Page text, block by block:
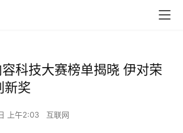
容科技大赛榜单揭晓 伊对荣
新奖
上午2:03 互联网